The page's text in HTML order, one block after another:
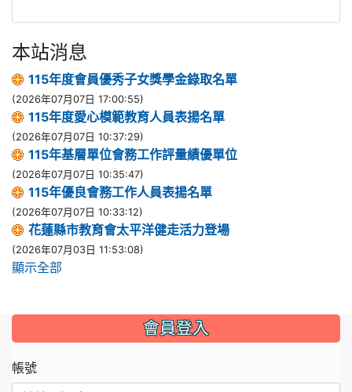
本站消息
115年度會員優秀子女獎學金錄取名單
(2026年07月07日 17:00:55)
115年度愛心模範教育人員表揚名單
(2026年07月07日 10:37:29)
115年基層單位會務工作評量績優單位
(2026年07月07日 10:35:47)
115年優良會務工作人員表揚名單
(2026年07月07日 10:33:12)
花蓮縣市教育會太平洋健走活力登場
(2026年07月03日 11:53:08)
顯示全部
會員登入
帳號